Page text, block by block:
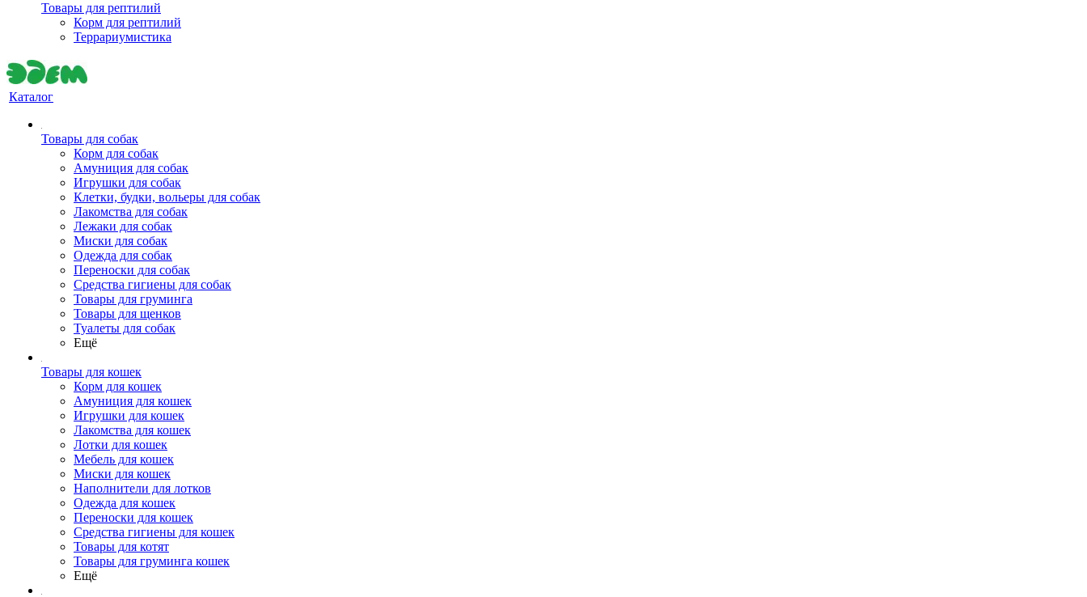
Товары для рептилий
Корм для рептилий
Террариумистика
Каталог
Товары для собак
Корм для собак
Амуниция для собак
Игрушки для собак
Клетки, будки, вольеры для собак
Лакомства для собак
Лежаки для собак
Миски для собак
Одежда для собак
Переноски для собак
Средства гигиены для собак
Товары для груминга
Товары для щенков
Туалеты для собак
Ещё
Товары для кошек
Корм для кошек
Амуниция для кошек
Игрушки для кошек
Лакомства для кошек
Лотки для кошек
Мебель для кошек
Миски для кошек
Наполнители для лотков
Одежда для кошек
Переноски для кошек
Средства гигиены для кошек
Товары для котят
Товары для груминга кошек
Ещё